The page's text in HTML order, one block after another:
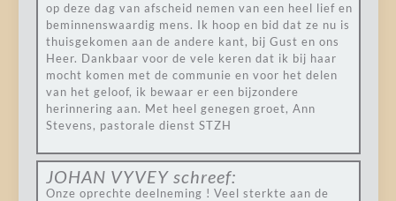
op deze dag van afscheid nemen van een heel lief en
beminnenswaardig mens. Ik hoop en bid dat ze nu is
thuisgekomen aan de andere kant, bij Gust en ons
Heer. Dankbaar voor de vele keren dat ik bij haar
mocht komen met de communie en voor het delen
van het geloof, ik bewaar er een bijzondere
herinnering aan. Met heel genegen groet, Ann
Stevens, pastorale dienst STZH
JOHAN VYVEY schreef:
Onze oprechte deelneming ! Veel sterkte aan de